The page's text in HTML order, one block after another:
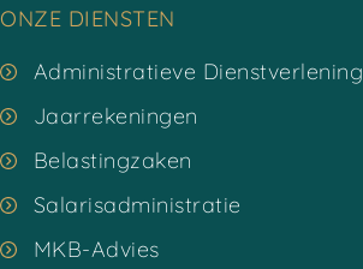
ONZE DIENSTEN
Administratieve Dienstverlening
Jaarrekeningen
Belastingzaken
Salarisadministratie
MKB-Advies